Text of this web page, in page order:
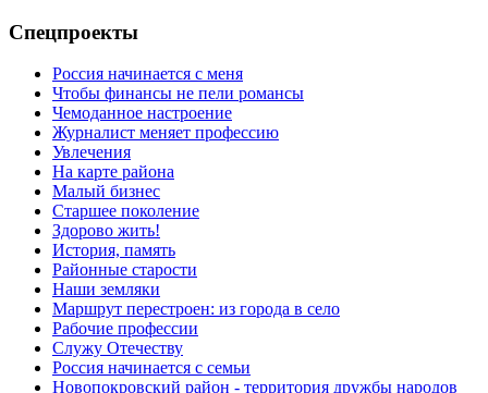
Спецпроекты
Россия начинается с меня
Чтобы финансы не пели романсы
Чемоданное настроение
Журналист меняет профессию
Увлечения
На карте района
Малый бизнес
Старшее поколение
Здорово жить!
История, память
Районные старости
Наши земляки
Маршрут перестроен: из города в село
Рабочие профессии
Служу Отечеству
Россия начинается с семьи
Новопокровский район - территория дружбы народов